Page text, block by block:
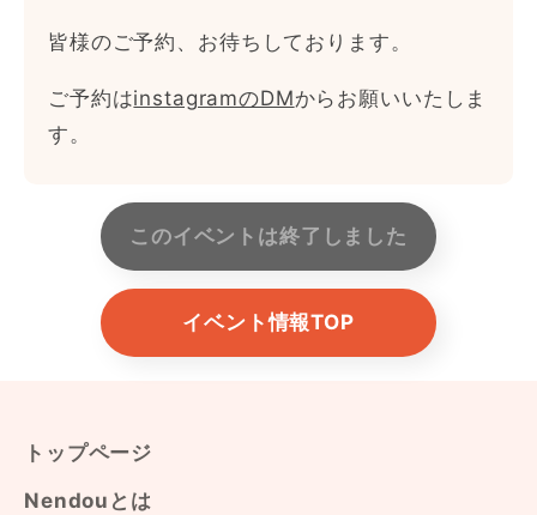
皆様のご予約、お待ちしております。
ご予約はinstagramのDMからお願いいたしま
す。
このイベントは終了しました
イベント情報TOP
トップページ
Nendouとは